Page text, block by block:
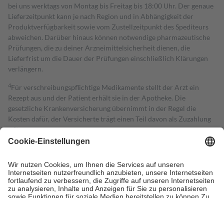
bei uns werktags von Montag bis Freitag bis 18:00 Uhr. Der genaue
Lieferzeitpunkt kann je nach Region und in Abhängigkeit der
Produktverfügbarkeit sowie vom Zustellzeitpunkt des Spediteurs
abweichen. Darüber hinaus können notwendige pharmazeutische
Prüfungen, die zu deiner Arzneimittelsicherheit dienen, die
Lieferfrist um die Dauer der Prüfungen einschließlich Klärungen
verlängern.
4Für verschreibungspflichtige Medikamente stellt der Arzt ein
Rezept aus und der Patient erhält sie in der Apotheke. Die
gesetzliche Krankenversicherung übernimmt in der Regel die
Kosten dafür, der Versicherte trägt einen Teil davon als Zuzahlung
mit.
Grundsätzlich leisten Mitglieder Zuzahlungen in Höhe von zehn
höchstens zehn Euro.
Es sind jedoch nie mehr als die tatsächlichen
Kosten der Leistung zu entrichten.
Diese Regeln gelten grundsätzlich auch für Online-Apotheken.
Bei Heilmitteln und häuslicher Krankenpflege beträgt die